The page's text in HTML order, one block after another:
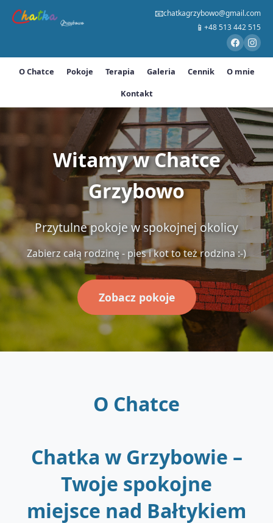
📧chatkagrzybowo@gmail.com
📱 +48 513 442 515
O Chatce Pokoje Terapia Galeria Cennik
O mnie
Kontakt
Witamy w Chatce
Grzybowo
Przytulne pokoje w spokojnej okolicy
Zabierz całą rodzinę - pies i kot to też rodzina :-)
Zobacz pokoje
O Chatce
Chatka w Grzybowie –
Twoje spokojne
miejsce nad Bałtykiem